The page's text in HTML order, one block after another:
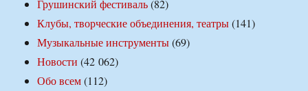
Грушинский фестиваль(82)
Клубы, творческие объединения, театры(141)
Музыкальные инструменты(69)
Новости (42 062)
Обо всем(112)